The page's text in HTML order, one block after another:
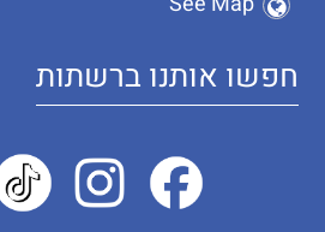
חפשו אותנו ברשתות